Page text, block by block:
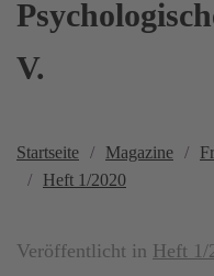
Startseite Magazine
Heft 1/2020
Veröffentlicht in Heft 1/